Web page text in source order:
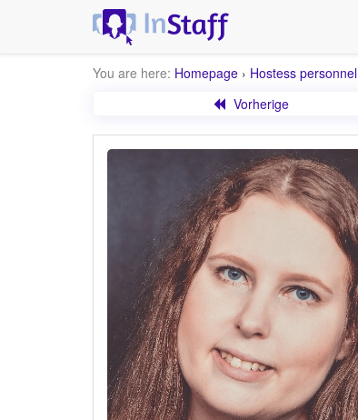
You are here: Homepage › Hostess personnel
Vorherige